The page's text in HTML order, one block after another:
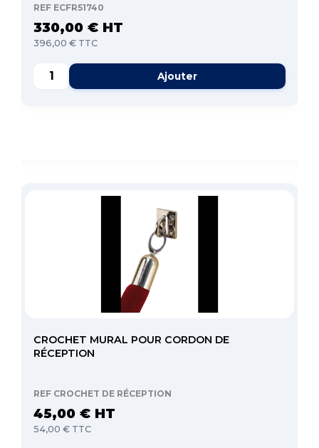
REF ECFR51740
330,00 € HT
396,00 € TTC
Ajouter
CROCHET MURAL POUR CORDON DE
RÉCEPTION
REF CROCHET DE RÉCEPTION
45,00 € HT
54,00 € TTC